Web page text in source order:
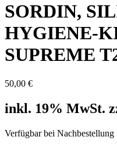
SORDIN,
HYGIENE-
SUPREME
50,00 €
inkl. 19% MwSt.
Verfügbar bei Nachbestellung